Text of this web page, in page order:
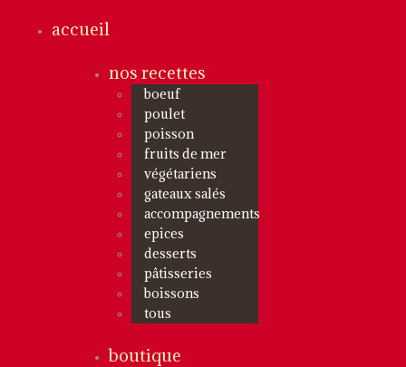
accueil
nos recettes
boeuf
poulet
poisson
fruits de mer
végétariens
gateaux salés
accompagnements
epices
desserts
pâtisseries
boissons
tous
boutique